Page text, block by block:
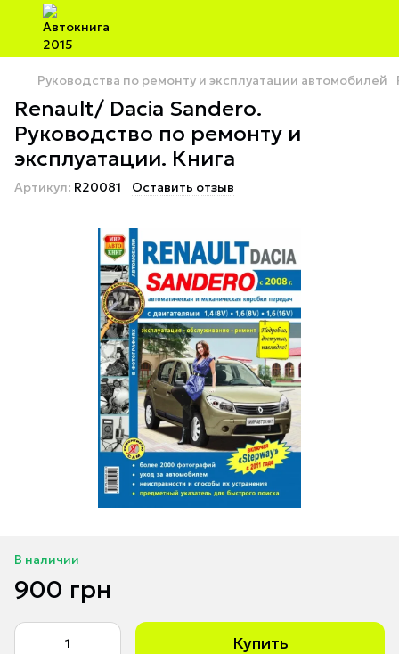
Руководства по ремонту и эксплуатации автомобилей
Renault/ Dacia Sandero.
Руководство по ремонту и
эксплуатации. Книга
Артикул: R20081 Оставить отзыв
В наличии
900 грн
Купить